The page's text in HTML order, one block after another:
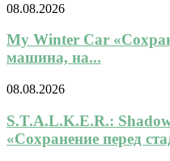
08.08.2026
My Winter Car
машина, на...
08.08.2026
S.T.A.L.K.E.R.:
«Сохранение перед